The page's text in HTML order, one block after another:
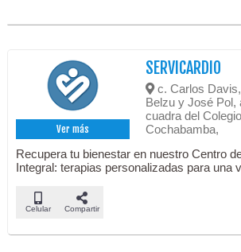
Ver más
SERVICARDIO
c. Carlos
Belzu y José Pol,
cuadra del
Cochabamba,
Recupera tu bienestar en nuestro Centro
Integral: terapias personalizadas para una
Celular Compartir